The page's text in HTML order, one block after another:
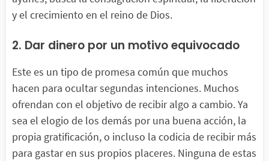
y el crecimiento en el reino de Dios.
2. Dar dinero por un motivo equivocado
Este es un tipo de promesa común que muchos
hacen para ocultar segundas intenciones. Muchos
ofrendan con el objetivo de recibir algo a cambio. Ya
sea el elogio de los demás por una buena acción, la
propia gratificación, o incluso la codicia de recibir más
para gastar en sus propios placeres. Ninguna de estas